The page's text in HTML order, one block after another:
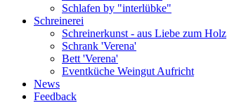
Schlafen by "interlübke"
Schreinerei
Schreinerkunst - aus Liebe zum Holz
Schrank 'Verena'
Bett 'Verena'
Eventküche Weingut Aufricht
News
Feedback